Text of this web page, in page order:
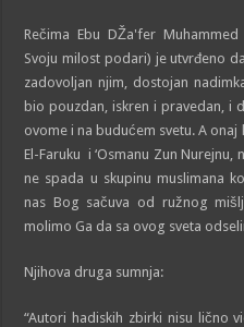
Rečima Ebu DŽa'fer
Svoju milost podari) je utvrđeno
zadovoljan njim, dostojan
bio pouzdan, iskren i pravedan, i
ovome i na budućem svetu. A onaj
El-Faruku i ‘Osmanu Zun Nurejnu,
ne spada u skupinu muslimana
nas Bog sačuva od ružnog
molimo Ga da sa ovog sveta
Njihova druga sumnja:
“Autori hadiskih zbirki nisu lično